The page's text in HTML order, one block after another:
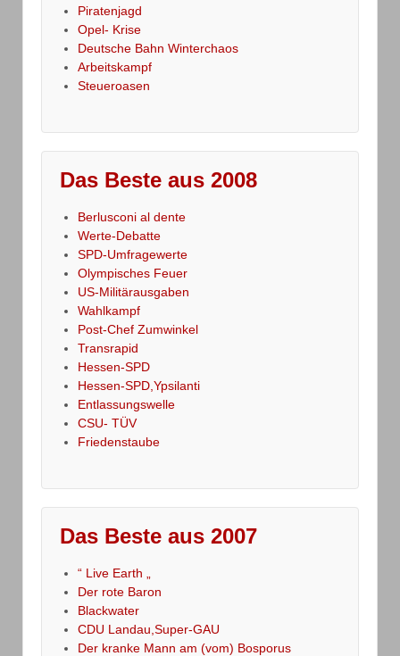
Piratenjagd
Opel- Krise
Deutsche Bahn Winterchaos
Arbeitskampf
Steueroasen
Das Beste aus 2008
Berlusconi al dente
Werte-Debatte
SPD-Umfragewerte
Olympisches Feuer
US-Militärausgaben
Wahlkampf
Post-Chef Zumwinkel
Transrapid
Hessen-SPD
Hessen-SPD,Ypsilanti
Entlassungswelle
CSU- TÜV
Friedenstaube
Das Beste aus 2007
“ Live Earth „
Der rote Baron
Blackwater
CDU Landau,Super-GAU
Der kranke Mann am (vom) Bosporus